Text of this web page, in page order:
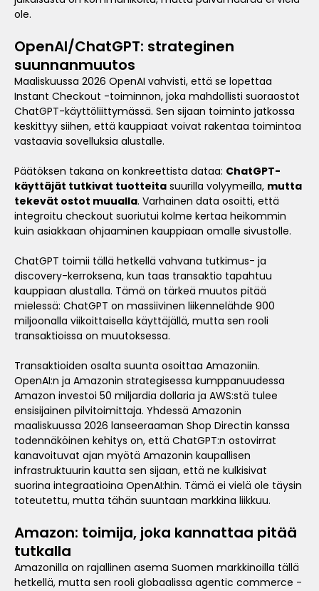
ole.
OpenAI/ChatGPT: strateginen
suunnanmuutos
Maaliskuussa 2026 OpenAI vahvisti, että se lopettaa
Instant Checkout -toiminnon, joka mahdollisti suoraostot
ChatGPT-käyttöliittymässä. Sen sijaan toiminto jatkossa
keskittyy siihen, että kauppiaat voivat rakentaa toimintoa
vastaavia sovelluksia alustalle.
Päätöksen takana on konkreettista dataa: ChatGPT-
käyttäjät tutkivat tuotteita suurilla volyymeilla, mutta
tekevät ostot muualla. Varhainen data osoitti, että
integroitu checkout suoriutui kolme kertaa heikommin
kuin asiakkaan ohjaaminen kauppiaan omalle sivustolle.
ChatGPT toimii tällä hetkellä vahvana tutkimus- ja
discovery-kerroksena, kun taas transaktio tapahtuu
kauppiaan alustalla. Tämä on tärkeä muutos pitää
mielessä: ChatGPT on massiivinen liikennelähde 900
miljoonalla viikoittaisella käyttäjällä, mutta sen rooli
transaktioissa on muutoksessa.
Transaktioiden osalta suunta osoittaa Amazoniin.
OpenAI:n ja Amazonin strategisessa kumppanuudessa
Amazon investoi 50 miljardia dollaria ja AWS:stä tulee
ensisijainen pilvitoimittaja. Yhdessä Amazonin
maaliskuussa 2026 lanseeraaman Shop Directin kanssa
todennäköinen kehitys on, että ChatGPT:n ostovirrat
kanavoituvat ajan myötä Amazonin kaupallisen
infrastruktuurin kautta sen sijaan, että ne kulkisivat
suorina integraatioina OpenAI:hin. Tämä ei vielä ole täysin
toteutettu, mutta tähän suuntaan markkina liikkuu.
Amazon: toimija, joka kannattaa pitää
tutkalla
Amazonilla on rajallinen asema Suomen markkinoilla tällä
hetkellä, mutta sen rooli globaalissa agentic commerce -